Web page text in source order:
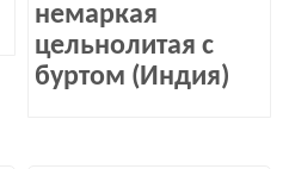
немаркая
цельнолитая с
буртом (Индия)